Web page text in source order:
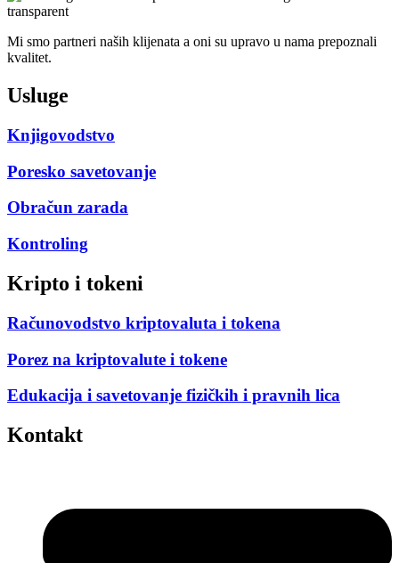
Mi smo partneri naših klijenata a oni su upravo u nama prepoznali
kvalitet.
Usluge
Knjigovodstvo
Poresko savetovanje
Obračun zarada
Kontroling
Kripto i tokeni
Računovodstvo kriptovaluta i tokena
Porez na kriptovalute i tokene
Edukacija i savetovanje fizičkih i pravnih lica
Kontakt